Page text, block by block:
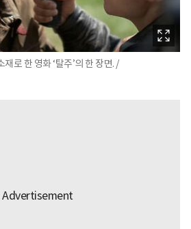
로 한 영화 ‘탈주’의 한 장면. /